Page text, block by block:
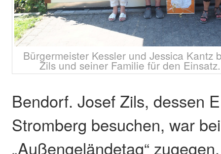
Bürgermeister Kessler und Jessica Kantz
Zils und seiner Familie für den
Bendorf. Josef Zils, dessen
Stromberg besuchen, war
„Außengeländetag“